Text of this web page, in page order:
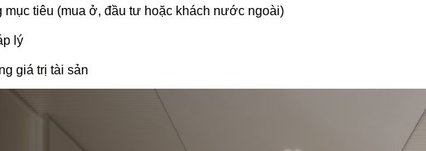
mục tiêu (mua ở, đầu tư hoặc khách nước ngoài)
lý
giá trị tài sản